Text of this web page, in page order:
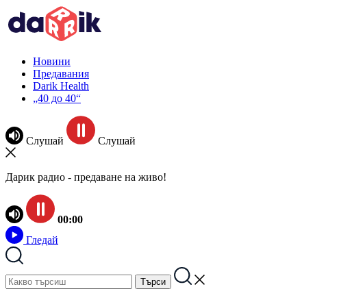
Новини
Предавания
Darik Health
„40 до 40“
Слушай Слушай
Дарик радио - предаване на живо!
00:00
Гледай